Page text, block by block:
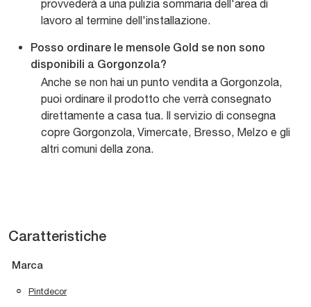
provvederà a una pulizia sommaria dell'area di
lavoro al termine dell'installazione.
Posso ordinare le mensole Gold se non sono
disponibili a Gorgonzola?
Anche se non hai un punto vendita a Gorgonzola,
puoi ordinare il prodotto che verrà consegnato
direttamente a casa tua. Il servizio di consegna
copre Gorgonzola, Vimercate, Bresso, Melzo e gli
altri comuni della zona.
Caratteristiche
Marca
Pintdecor